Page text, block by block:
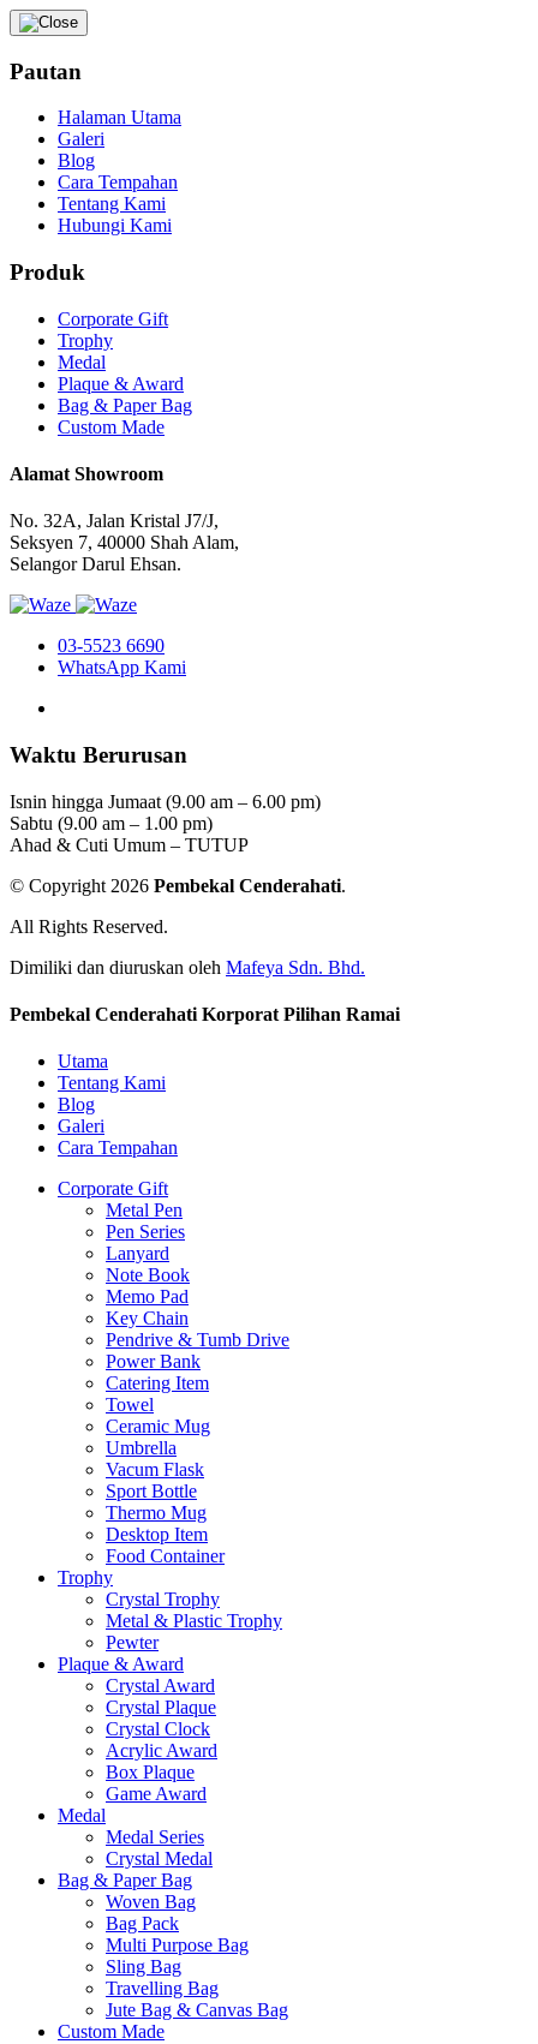
Pautan
Halaman Utama
Galeri
Blog
Cara Tempahan
Tentang Kami
Hubungi Kami
Produk
Corporate Gift
Trophy
Medal
Plaque & Award
Bag & Paper Bag
Custom Made
Alamat Showroom
No. 32A, Jalan Kristal J7/J,
Seksyen 7, 40000 Shah Alam,
Selangor Darul Ehsan.
03-5523 6690
WhatsApp Kami
Waktu Berurusan
Isnin hingga Jumaat (9.00 am – 6.00 pm)
Sabtu (9.00 am – 1.00 pm)
Ahad & Cuti Umum – TUTUP
© Copyright 2026 Pembekal Cenderahati.
All Rights Reserved.
Dimiliki dan diuruskan oleh Mafeya Sdn. Bhd.
Pembekal Cenderahati Korporat Pilihan Ramai
Utama
Tentang Kami
Blog
Galeri
Cara Tempahan
Corporate Gift
Metal Pen
Pen Series
Lanyard
Note Book
Memo Pad
Key Chain
Pendrive & Tumb Drive
Power Bank
Catering Item
Towel
Ceramic Mug
Umbrella
Vacum Flask
Sport Bottle
Thermo Mug
Desktop Item
Food Container
Trophy
Crystal Trophy
Metal & Plastic Trophy
Pewter
Plaque & Award
Crystal Award
Crystal Plaque
Crystal Clock
Acrylic Award
Box Plaque
Game Award
Medal
Medal Series
Crystal Medal
Bag & Paper Bag
Woven Bag
Bag Pack
Multi Purpose Bag
Sling Bag
Travelling Bag
Jute Bag & Canvas Bag
Custom Made